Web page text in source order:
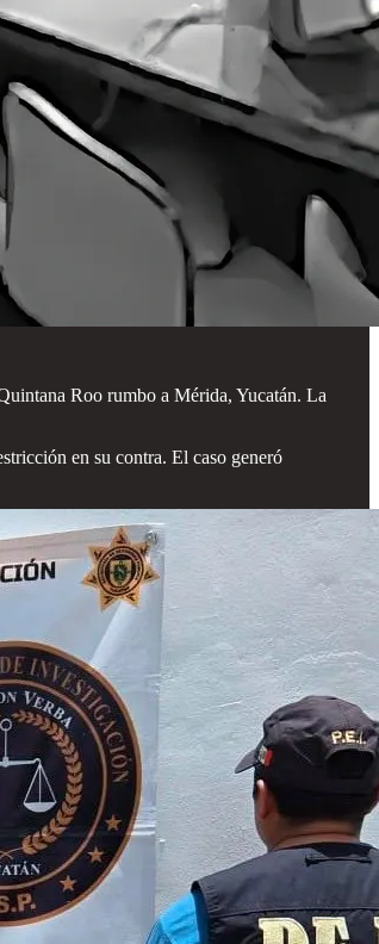
Roo rumbo a Mérida, Yucatán. La
en su contra. El caso generó